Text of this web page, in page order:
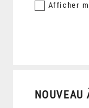
Afficher